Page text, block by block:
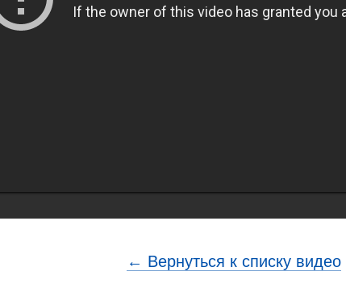
← Вернуться к списку видео